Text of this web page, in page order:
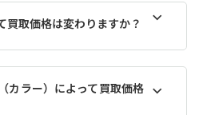
買取価格は変わりますか？
カラー）によって買取価格